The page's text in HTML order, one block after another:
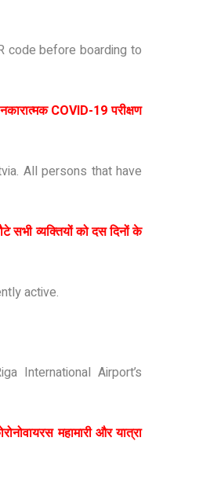
code before boarding to
COVID-19 परीक्षण
All persons that have
सभी व्यक्तियों को दस दिनों के
active.
International Airport’s
महामारी और यात्रा